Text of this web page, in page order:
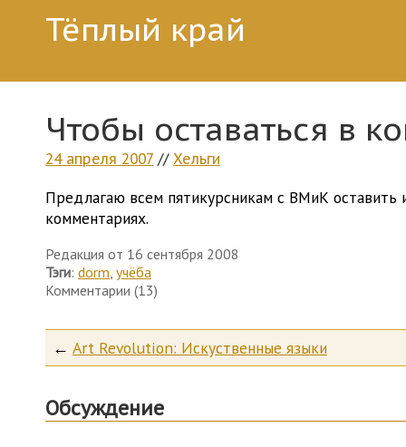
Тёплый край
Чтобы оставаться в
24 апреля 2007 // Хельги
Предлагаю всем пятикурсникам с ВМиК
комментариях.
Редакция от 16 сентября 2008
Тэги: dorm учёба
Комментарии (13)
← Art Revolution: Искуственные языки
Обсуждение